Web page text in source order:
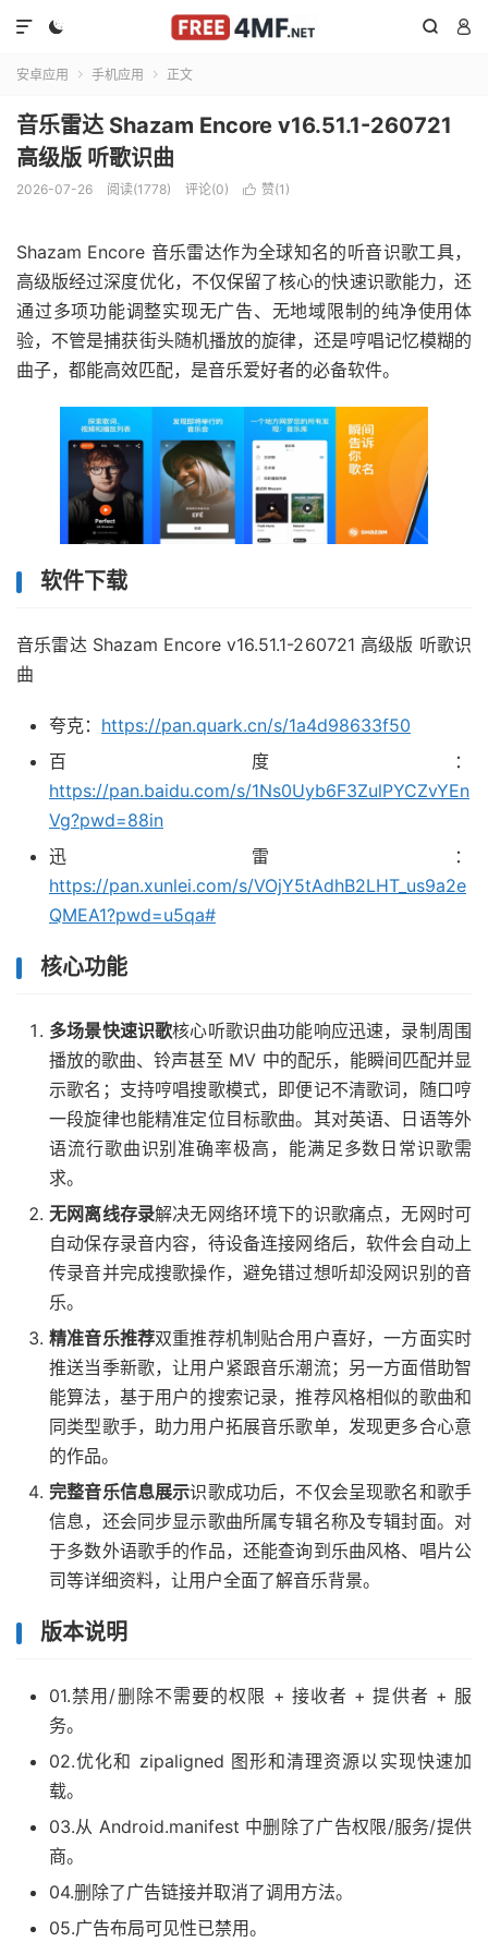
  

安卓应用  手机应用  正文
音乐雷达 Shazam Encore v16.51.1-260721
高级版 听歌识曲
2026-07-26 阅读(1778) 评论(0)  赞(1 )
Shazam Encore 音乐雷达作为全球知名的听音识歌工具，
高级版经过深度优化，不仅保留了核心的快速识歌能力，还
通过多项功能调整实现无广告、无地域限制的纯净使用体
验，不管是捕获街头随机播放的旋律，还是哼唱记忆模糊的
曲子，都能高效匹配，是音乐爱好者的必备软件。
软件下载
音乐雷达 Shazam Encore v16.51.1-260721 高级版 听歌识
曲
夸克： https://pan.quark.cn/s/1a4d98633f50
百度：
https://pan.baidu.com/s/1Ns0Uyb6F3ZulPYCZvYEn
Vg?pwd=88in
迅雷：
https://pan.xunlei.com/s/VOjY5tAdhB2LHT_us9a2e
QMEA1?pwd=u5qa#
核心功能
多场景快速识歌核心听歌识曲功能响应迅速，录制周围
播放的歌曲、铃声甚至 MV 中的配乐，能瞬间匹配并显
示歌名；支持哼唱搜歌模式，即便记不清歌词，随口哼
一段旋律也能精准定位目标歌曲。其对英语、日语等外
语流行歌曲识别准确率极高，能满足多数日常识歌需
求。
无网离线存录解决无网络环境下的识歌痛点，无网时可
自动保存录音内容，待设备连接网络后，软件会自动上
传录音并完成搜歌操作，避免错过想听却没网识别的音
乐。
精准音乐推荐双重推荐机制贴合用户喜好，一方面实时
推送当季新歌，让用户紧跟音乐潮流；另一方面借助智
能算法，基于用户的搜索记录，推荐风格相似的歌曲和
同类型歌手，助力用户拓展音乐歌单，发现更多合心意
的作品。
完整音乐信息展示识歌成功后，不仅会呈现歌名和歌手
信息，还会同步显示歌曲所属专辑名称及专辑封面。对
于多数外语歌手的作品，还能查询到乐曲风格、唱片公
司等详细资料，让用户全面了解音乐背景。
版本说明
01.禁用/删除不需要的权限 + 接收者 + 提供者 + 服
务。
02.优化和 zipaligned 图形和清理资源以实现快速加
载。
03.从 Android.manifest 中删除了广告权限/服务/提供
商。
04.删除了广告链接并取消了调用方法。
05.广告布局可见性已禁用。